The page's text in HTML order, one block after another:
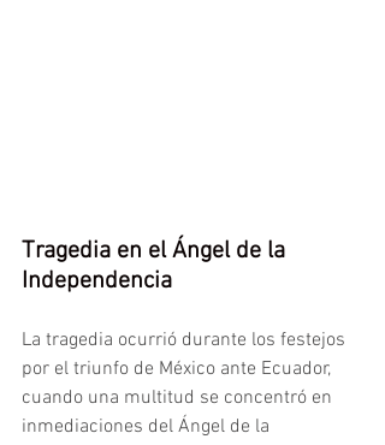
Tragedia en el Ángel de la
Independencia
La tragedia ocurrió durante los festejos
por el triunfo de México ante Ecuador,
cuando una multitud se concentró en
inmediaciones del Ángel de la